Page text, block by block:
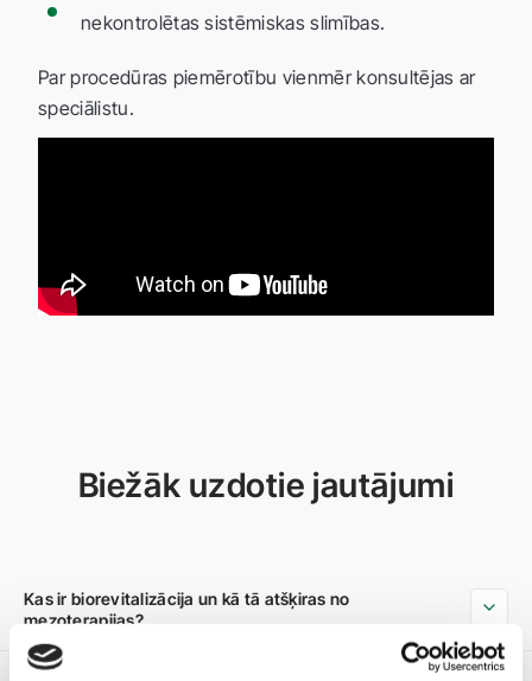
nekontrolētas sistēmiskas slimības.
Par procedūras piemērotību vienmēr konsultējas ar
speciālistu.
Biežāk uzdotie jautājumi
Kas ir biorevitalizācija un kā tā atšķiras no
mezoterapijas?